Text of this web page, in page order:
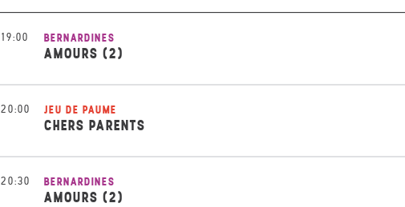
19:00 BERNARDINES
AMOURS (2)
20:00 JEU DE PAUME
CHERS PARENTS
20:30 BERNARDINES
AMOURS (2)